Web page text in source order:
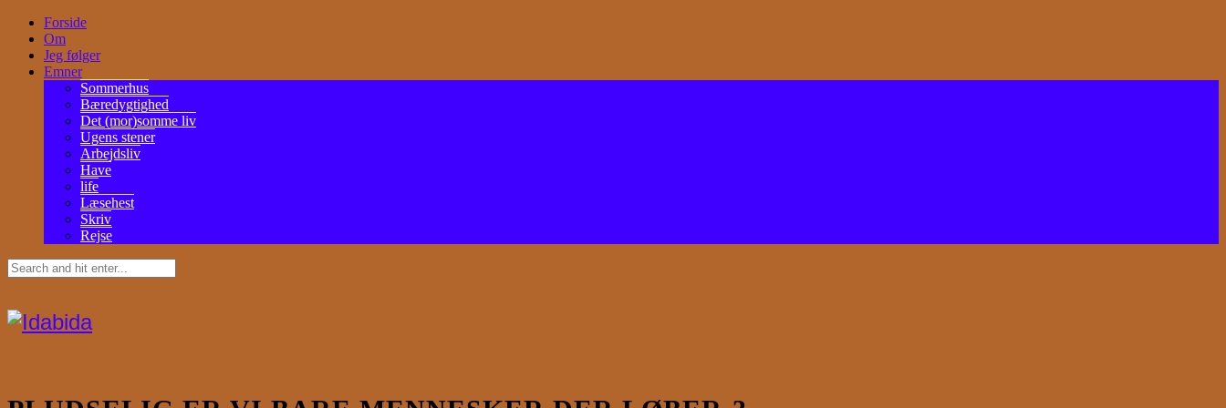
Forside
Om
Jeg følger
Emner
Sommerhus
Bæredygtighed
Det (mor)somme liv
Ugens stener
Arbejdsliv
Have
life
Læsehest
Skriv
Rejse